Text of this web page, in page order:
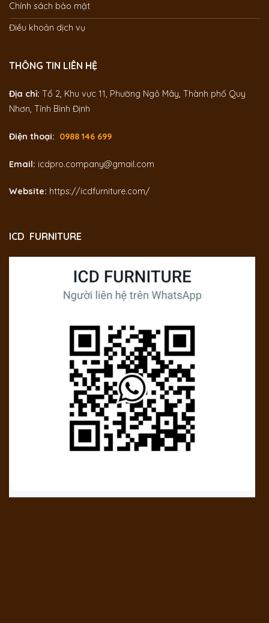
Chính sách bảo mật
Điều khoản dịch vụ
THÔNG TIN LIÊN HỆ
Địa chỉ: Tổ 2, Khu vực 11, Phường Ngô Mây, Thành phố Quy
Nhơn, Tỉnh Bình Định
Điện thoại: 0988 146 699
Email: icdpro.company@gmail.com
Website: https://icdfurniture.com/
ICD FURNITURE